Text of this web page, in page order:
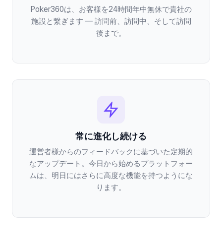
Poker360は、お客様を24時間年中無休で貴社の
施設と繋ぎます — 訪問前、訪問中、そして訪問
後まで。
常に進化し続ける
運営者様からのフィードバックに基づいた定期的
なアップデート。今日から始めるプラットフォー
ムは、明日にはさらに高度な機能を持つようにな
ります。